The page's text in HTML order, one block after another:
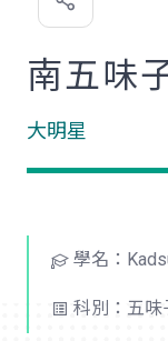
歡
南五味
大明星
學名：
科別：五